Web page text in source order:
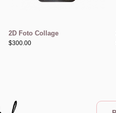
2D Foto Collage
$300.00